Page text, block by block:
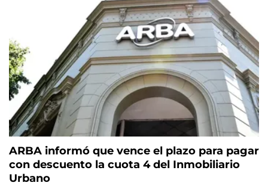
ARBA informó que vence el plazo para pagar
con descuento la cuota 4 del Inmobiliario
Urbano